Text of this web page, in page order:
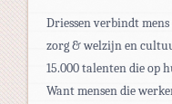
Driessen verbindt
zorg & welzijn en
15.000 talenten die op
Want mensen die